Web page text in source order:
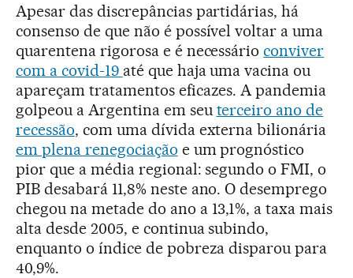
Apesar das discrepâncias partidárias, há
consenso de que não é possível voltar a uma
quarentena rigorosa e é necessárioconviver
com a covid-19 até que haja uma vacina ou
apareçam tratamentos eficazes. A pandemia
golpeou a Argentina em seu terceiro ano de
recessão, com uma dívida externa bilionária
em plena renegociação e um prognóstico
pior que a média regional: segundo o FMI, o
PIB desabará 11,8% neste ano. O desemprego
chegou na metade do ano a 13,1%, a taxa mais
alta desde 2005, e continua subindo,
enquanto o índice de pobreza disparou para
40,9%.